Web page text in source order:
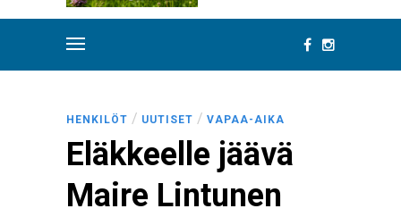
HENKILÖT / UUTISET / VAPAA-AIKA
Eläkkeelle jäävä
Maire Lintunen